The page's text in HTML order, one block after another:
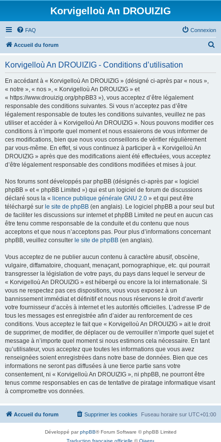
Korvigelloù An DROUIZIG
FAQ Connexion
Accueil du forum
Korvigelloù An DROUIZIG - Conditions d’utilisation
En accédant à « Korvigelloù An DROUIZIG » (désigné ci-après par « nous »,
« notre », « nos », « Korvigelloù An DROUIZIG » et
« https://www.drouizig.org/phpBB3 »), vous acceptez d’être légalement
responsable des conditions suivantes. Si vous n’acceptez pas d’être
légalement responsable de toutes les conditions suivantes, veuillez ne pas
utiliser et accéder à « Korvigelloù An DROUIZIG ». Nous pouvons modifier ces
conditions à n’importe quel moment et nous essaierons de vous informer de
ces modifications, bien que nous vous conseillons de vérifier régulièrement
par vous-même. En effet, si vous continuez à participer à « Korvigelloù An
DROUIZIG » après que des modifications aient été effectuées, vous acceptez
d’être légalement responsable des conditions modifiées et mises à jour.
Nos forums sont développés par phpBB (désignés ci-après par « logiciel
phpBB » et « phpBB Limited ») qui est un logiciel de forum de discussions
déclaré sous la « licence publique générale GNU 2.0 » et qui peut être
téléchargé sur le site de phpBB (en anglais). Le logiciel phpBB a pour seul but
de faciliter les discussions sur internet et phpBB Limited ne peut en aucun cas
être tenu comme responsable de la conduite et du contenu que nous
acceptons et que nous n’acceptons pas. Pour plus d’informations concernant
phpBB, veuillez consulter le site de phpBB (en anglais).
Vous acceptez de ne publier aucun contenu à caractère abusif, obscène,
vulgaire, diffamatoire, choquant, menaçant, pornographique, etc. qui pourrait
transgresser la législation de votre pays, du pays dans lequel le serveur de
« Korvigelloù An DROUIZIG » est hébergé ou encore la loi internationale. Si
vous ne respectez pas ces dispositions, vous vous exposez à un
bannissement immédiat et définitif et nous nous réservons le droit d’avertir
votre fournisseur d’accès à internet et les autorités officielles. L’adresse IP de
tous les messages est enregistrée afin d’aider au renforcement de ces
conditions. Vous acceptez le fait que « Korvigelloù An DROUIZIG » ait le droit
de supprimer, de modifier, de déplacer ou de verrouiller n’importe quel sujet et
message à n’importe quel moment si nous estimons cela nécessaire. En tant
qu’utilisateur, vous acceptez que toutes les informations que vous avez
renseignées soient enregistrées dans notre base de données. Bien que ces
informations ne seront pas diffusées à une tierce partie sans votre
consentement, ni « Korvigelloù An DROUIZIG », ni phpBB, ne pourront être
tenus comme responsables en cas de tentative de piratage informatique visant
à compromettre vos données.
Accueil du forum Fuseau horaire sur UTC+01:00
Supprimer les cookies
Développé parphpBB® Forum Software © phpBB Limited
Traduction française officielle ©Qiaeru